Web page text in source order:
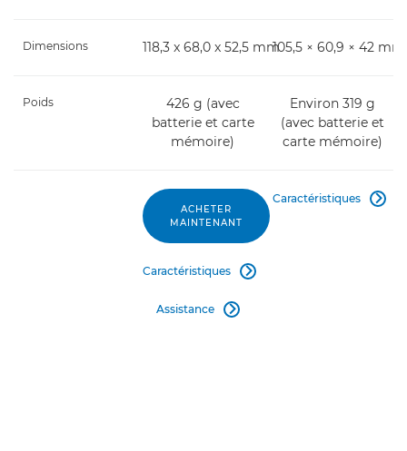
Dimensions 118,3 x 68,0 x 52,5 mm105,5 × 60,9 × 42 mm
Poids
426 g (avec
batterie et carte
mémoire)
Environ 319 g
(avec batterie et
carte mémoire)
ACHETER
MAINTENANT
Caractéristiques 
Assistance 
Caractéristiques 